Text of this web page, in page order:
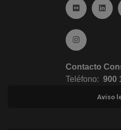
Ir a FlickrIr a
Ir a
Contacto
Teléfono: 900
Aviso